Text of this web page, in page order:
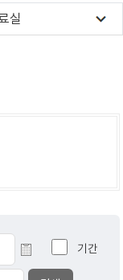
실
기간